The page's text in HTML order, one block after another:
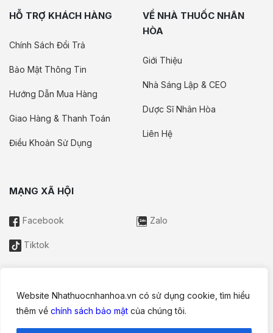
Website Nhathuocnhanhoa.vn có sử dụng cookie, tìm hiểu
thêm về chính sách bảo mật của chúng tôi.
HỖ TRỢ KHÁCH HÀNG
Chính Sách Đổi Trả
Bảo Mật Thông Tin
Hướng Dẫn Mua Hàng
Giao Hàng & Thanh Toán
Điều Khoản Sử Dụng
VỀ NHÀ THUỐC NHÂN
HÒA
Giới Thiệu
Nhà Sáng Lập & CEO
Dược Sĩ Nhân Hòa
Liên Hệ
MẠNG XÃ HỘI
Facebook Zalo
Tiktok
Thông tin trên website này chỉ mang tính chất nội bộ tham khảo;